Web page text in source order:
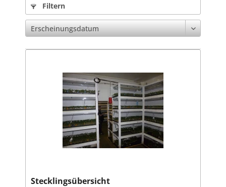
Filtern
Stecklingsübersicht